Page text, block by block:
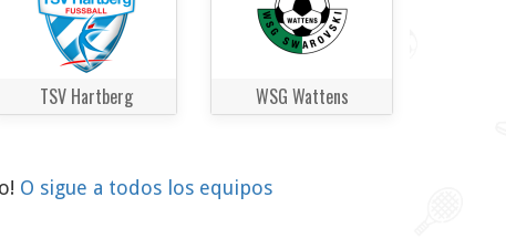
TSV Hartberg WSG Wattens
O sigue a todos los equipos